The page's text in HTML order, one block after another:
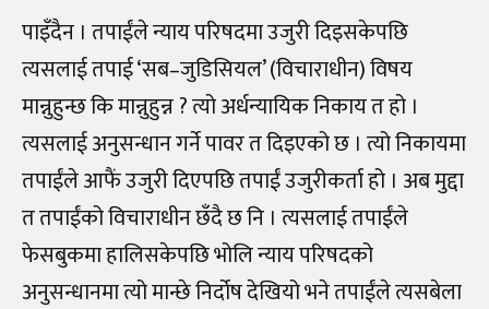
पाइँदैन । तपाईंले न्याय परिषदमा उजुरी दिइसकेपछि
त्यसलाई तपाई ‘सब–जुडिसियल’ (विचाराधीन) विषय
मान्नुहुन्छ कि मान्नुहुन्न ? त्यो अर्धन्यायिक निकाय त हो ।
त्यसलाई अनुसन्धान गर्ने पावर त दिइएको छ । त्यो निकायमा
तपाईंले आफैं उजुरी दिएपछि तपाईं उजुरीकर्ता हो । अब मुद्दा
त तपाईंको विचाराधीन छँदै छ नि । त्यसलाई तपाईंले
फेसबुकमा हालिसकेपछि भोलि न्याय परिषदको
अनुसन्धानमा त्यो मान्छे निर्दोष देखियो भने तपाईंले त्यसबेला